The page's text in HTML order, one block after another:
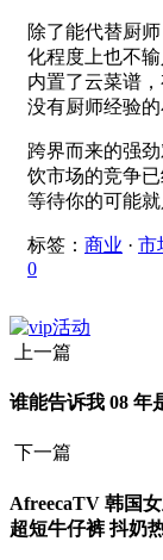
除了能代替厨
化程度上也不
内置了云菜谱
没有厨师经验的
跨界而来的强
饮市场的竞争
等待你的可能就
标签： 商业 · 市
0
上一篇
谁能告诉我 08 年
下一篇
AfreecaTV 韩国
超短牛仔裤 抖奶